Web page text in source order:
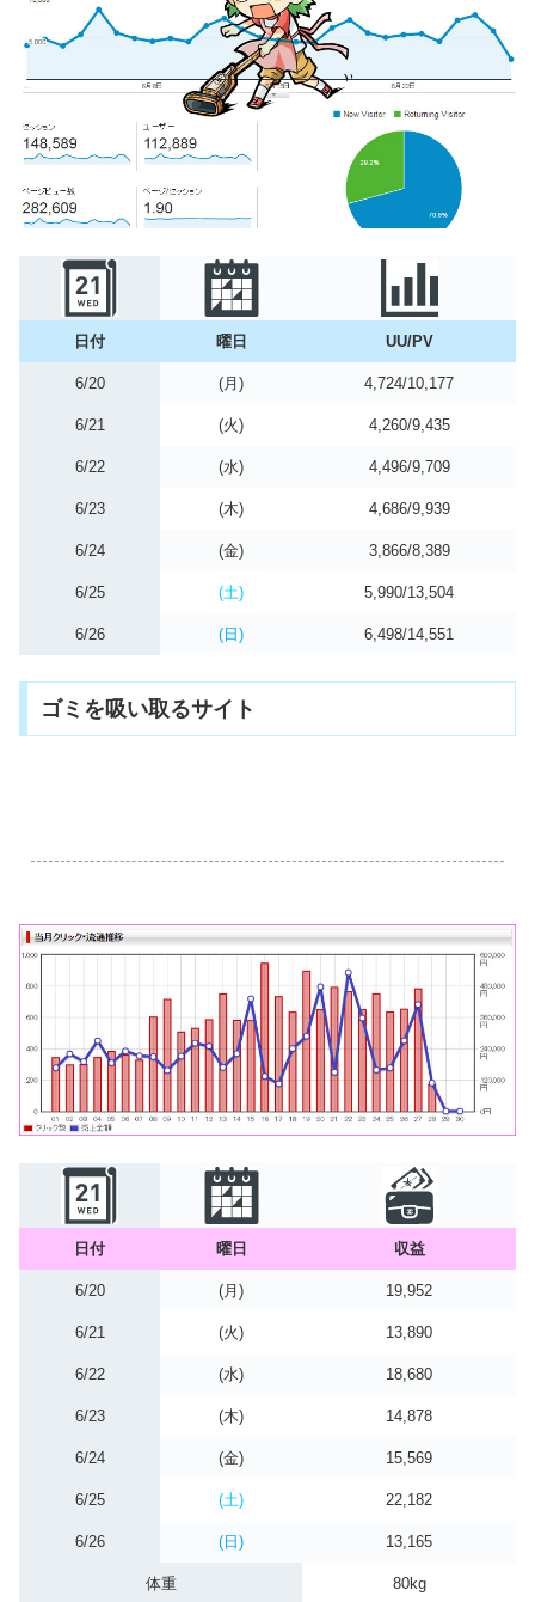
日付 曜日 UU/PV
6/20 (月) 4,724/10,177
6/21 (火) 4,260/9,435
6/22 (水) 4,496/9,709
6/23 (木) 4,686/9,939
6/24 (金) 3,866/8,389
6/25 (土) 5,990/13,504
6/26 (日) 6,498/14,551
ゴミを吸い取るサイト
日付 曜日 収益
6/20 (月) 19,952
6/21 (火) 13,890
6/22 (水) 18,680
6/23 (木) 14,878
6/24 (金) 15,569
6/25 (土) 22,182
6/26 (日) 13,165
体重 80kg